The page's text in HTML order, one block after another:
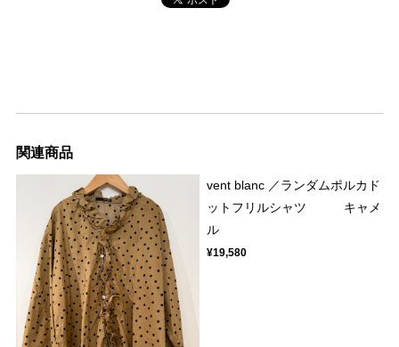
関連商品
vent blanc ／ランダムポルカド
ットフリルシャツ キャメ
ル
¥19,580